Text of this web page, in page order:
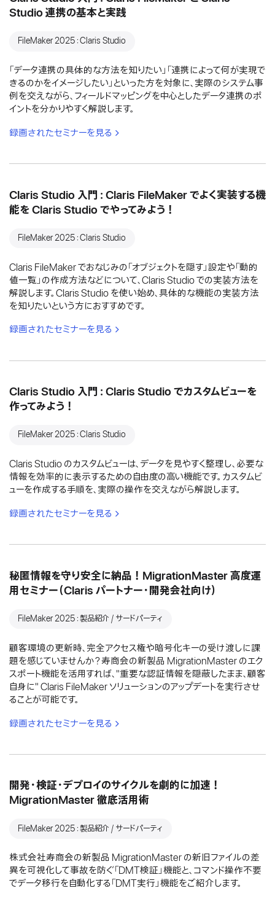
Studio 連携の基本と実践
FileMaker 2025：Claris Studio
「データ連携の具体的な方法を知りたい」「連携によって何が実現で
きるのかをイメージしたい」といった方を対象に、実際のシステム事
例を交えながら、フィールドマッピングを中心としたデータ連携のポ
イントを分かりやすく解説します。
録画されたセミナーを見る
Claris Studio 入門：Claris FileMaker でよく実装する機
能を Claris Studio でやってみよう！
FileMaker 2025：Claris Studio
Claris FileMaker でおなじみの「オブジェクトを隠す」設定や「動的
値一覧」の作成方法などについて、Claris Studio での実装方法を
解説します。Claris Studio を使い始め、具体的な機能の実装方法
を知りたいという方におすすめです。
録画されたセミナーを見る
Claris Studio 入門：Claris Studio でカスタムビューを
作ってみよう！
FileMaker 2025：Claris Studio
Claris Studio のカスタムビューは、データを見やすく整理し、必要な
情報を効率的に表示するための自由度の高い機能です。カスタムビ
ューを作成する手順を、実際の操作を交えながら解説します。
録画されたセミナーを見る
秘匿情報を守り安全に納品！MigrationMaster 高度運
用セミナー（Claris パートナー・開発会社向け）
FileMaker 2025：製品紹介 / サードパーティ
顧客環境の更新時、完全アクセス権や暗号化キーの受け渡しに課
題を感じていませんか？寿商会の新製品 MigrationMaster のエク
スポート機能を活用すれば、"重要な認証情報を隠蔽したまま、顧客
自身に" Claris FileMaker ソリューションのアップデートを実行させ
ることが可能です。
録画されたセミナーを見る
開発・検証・デプロイのサイクルを劇的に加速！
MigrationMaster 徹底活用術
FileMaker 2025：製品紹介 / サードパーティ
株式会社寿商会の新製品 MigrationMaster の新旧ファイルの差
異を可視化して事故を防ぐ「DMT検証」機能と、コマンド操作不要
でデータ移行を自動化する「DMT実行」機能をご紹介します。